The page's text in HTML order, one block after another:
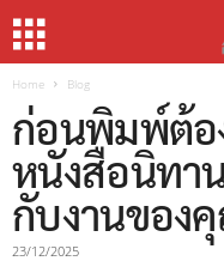
Home Blog
ก่อนพิมพ์ต้อ
หนังสือนิทา
กับงานของ
23/12/2025